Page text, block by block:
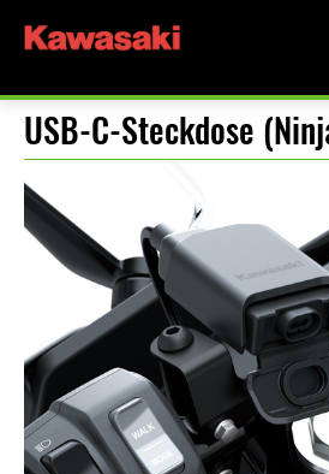
USB-C-Steckdose